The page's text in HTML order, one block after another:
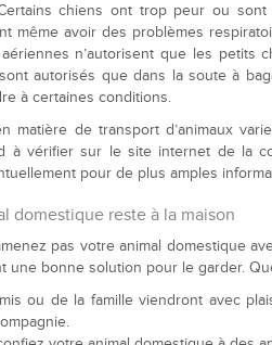
chiens ont trop peur ou
même avoir des problèmes
n’autorisent que les petits
autorisés que dans la soute à
à certaines conditions.
matière de transport d’animaux
à vérifier sur le site internet de la
pour de plus amples
domestique reste à la maison
pas votre animal domestique
une bonne solution pour le garder.
ou de la famille viendront avec